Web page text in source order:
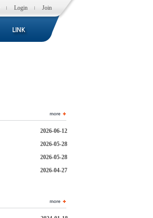
Login Join
2026-06-12
2026-05-28
2026-05-28
2026-04-27